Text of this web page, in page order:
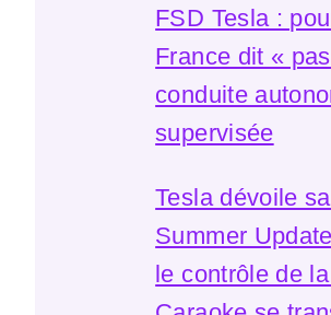
FSD Tesla :
France dit «
conduite
supervisée
Tesla dévoile
Summer
le contrôle de